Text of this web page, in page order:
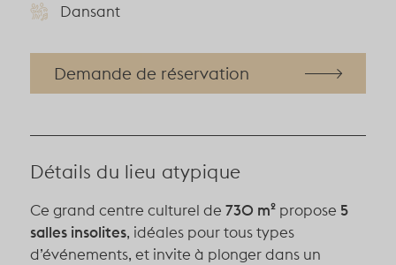
Dansant
Demande de réservation
Détails du lieu atypique
Ce grand centre culturel de 730 m² propose 5
salles insolites, idéales pour tous types
d’événements, et invite à plonger dans un